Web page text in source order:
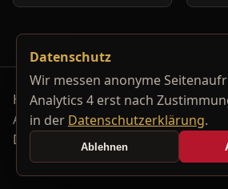
Freundin, um diese
Auto springt auf 11:14h,
genau in dem Moment
fäll
Horrorfilm-Reviews, Serienkiller-
Archiv.
Datenschutzerklärung
Kontakt
Cookie-Einstellungen
Datenschutz
Wir messen anonyme
Analytics 4 erst nach
in der Datenschutzerklärung.
Ablehnen